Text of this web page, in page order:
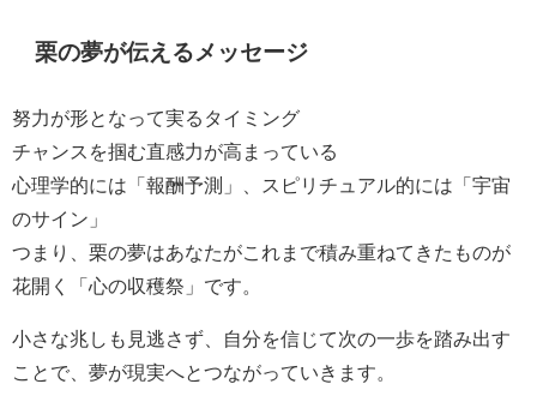
栗の夢が伝えるメッセージ
努力が形となって実るタイミング
チャンスを掴む直感力が高まっている
心理学的には「報酬予測」、スピリチュアル的には「宇宙
のサイン」
つまり、栗の夢はあなたがこれまで積み重ねてきたものが
花開く「心の収穫祭」です。
小さな兆しも見逃さず、自分を信じて次の一歩を踏み出す
ことで、夢が現実へとつながっていきます。